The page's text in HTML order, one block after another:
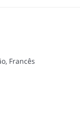
Francês